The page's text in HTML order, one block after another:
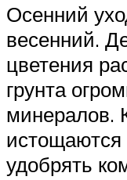
Осенний
весенний.
цветения
грунта
минералов.
истощаются
удобрять